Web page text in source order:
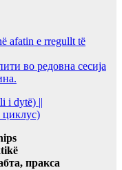
afatin e rregullt të
во редовна сесија
i dytë) ||
циклус)
пракса